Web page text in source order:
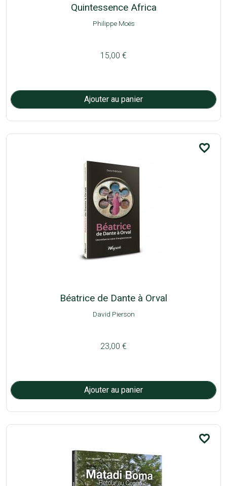
Quintessence Africa
Philippe Moës
15,00 €
favorite_border
Béatrice de Dante à Orval
David Pierson
23,00 €
favorite_border